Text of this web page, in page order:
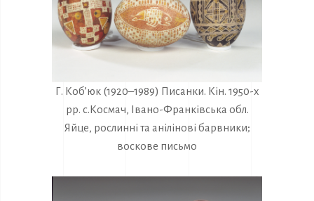
Г. Коб’юк (1920–1989) Писанки. Кін. 1950-х
рр. с.Космач, Івано-Франківська обл.
Яйце, рослинні та анілінові барвники;
воскове письмо